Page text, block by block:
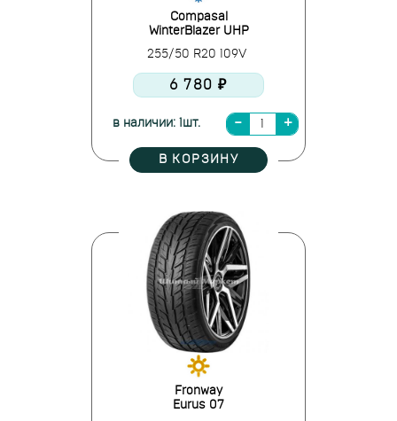
Compasal
WinterBlazer UHP
255/50 R20 109V
6 780 ₽
в наличии: 1шт.
В КОРЗИНУ
Fronway
Eurus 07